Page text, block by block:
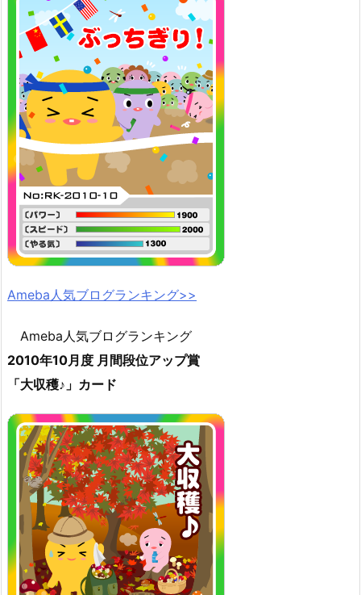
Ameba人気ブログランキング>>
Ameba人気ブログランキング
2010年10月度 月間段位アップ賞
「大収穫♪」カード